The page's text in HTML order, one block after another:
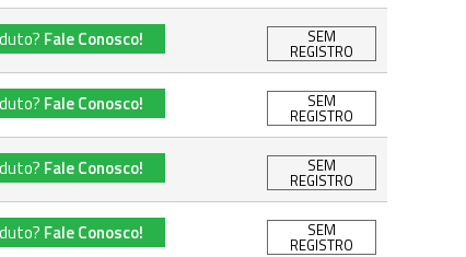
Fale Conosco! SEM
REGISTRO
Fale Conosco! SEM
REGISTRO
Fale Conosco! SEM
REGISTRO
Fale Conosco! SEM
REGISTRO